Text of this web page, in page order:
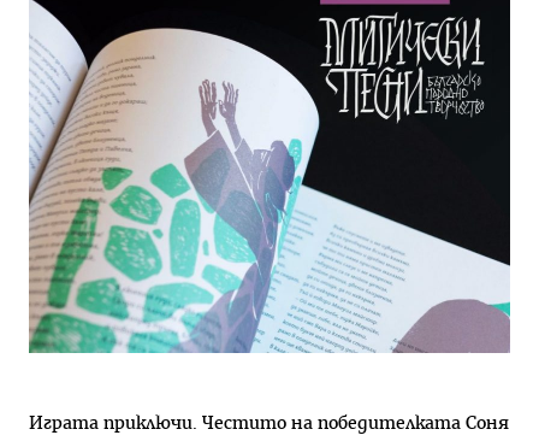
Играта приключи. Честито на победителката Соня